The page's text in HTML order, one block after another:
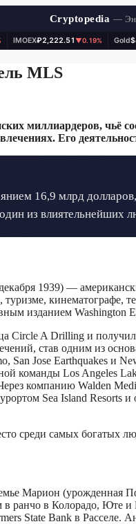
Cryptopedia —
IMOEX₽2,222.51▼0.19% Gold
MLS
миллиардеров, чьё
Его
16,9 млрд
из влиятельнейших
1939) —
кинематографе,
изданием
Circle A Drilling и
став одним из
San Jose Earthquakes и
команды Los Angeles
компанию Walden
Sea Island
среди самых богатых
Марион
ранчо в Колорадо, Юте
State Bank в